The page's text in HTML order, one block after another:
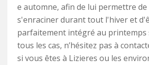
e automne, afin de lui permettre de
s'enraciner durant tout l'hiver et
parfaitement intégré au printemps
tous les cas, n’hésitez pas à
si vous êtes à Lizieres ou les